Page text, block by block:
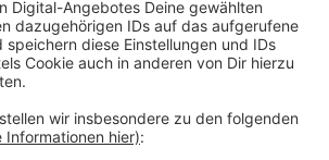
Sie zum BeispielHIERkaufen.